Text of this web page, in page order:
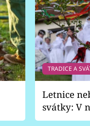
TRADICE A
Letnice
svátky: V
pondělí